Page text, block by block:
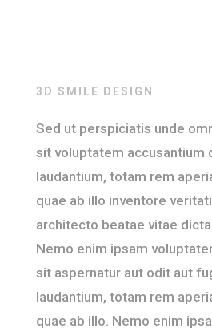
3D SMILE DESIGN
Sed ut perspiciatis unde
sit voluptatem accusantium
laudantium, totam rem
quae ab illo inventore
architecto beatae vitae
Nemo enim ipsam
sit aspernatur aut odit aut
laudantium, totam rem
quae ab illo. Nemo enim